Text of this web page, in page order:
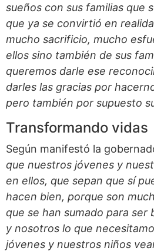
sueños con sus familias que
que ya se convirtió en
mucho sacrificio, mucho
ellos sino también de sus
queremos darle ese
darles las gracias por
pero también por supuesto
Transformando vidas
Según manifestó la
que nuestros jóvenes y
en ellos, que sepan que sí
hacen bien, porque son
que se han sumado para ser
y nosotros lo que
jóvenes y nuestros niños